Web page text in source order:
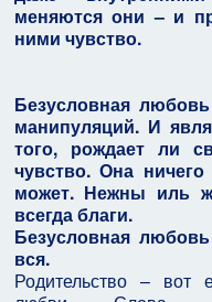
меняются они – и
ними чувство.
Безусловная
манипуляций. И
того, рождает ли
чувство. Она
может. Нежны иль
всегда благи.
Безусловная
вся.
Родительство – вот